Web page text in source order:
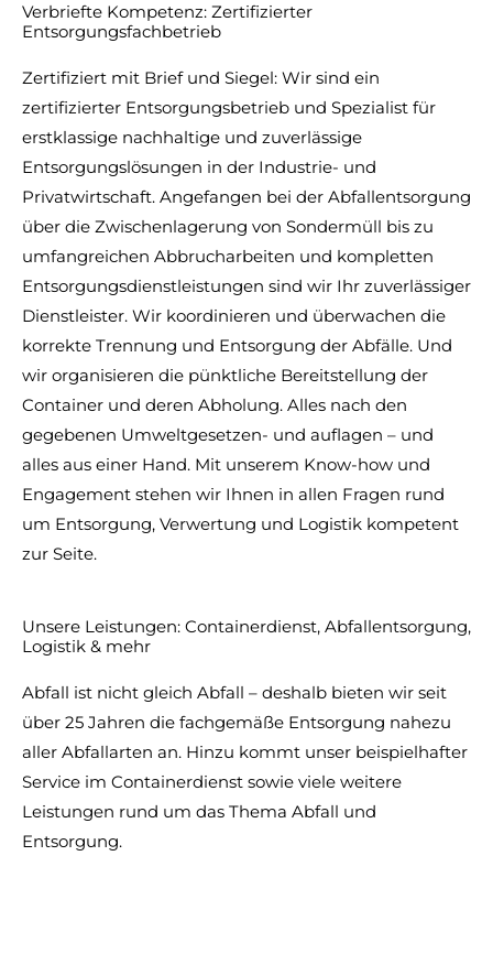
Verbriefte Kompetenz: Zertifizierter
Entsorgungsfachbetrieb
Zertifiziert mit Brief und Siegel: Wir sind ein
zertifizierter Entsorgungsbetrieb und Spezialist für
erstklassige nachhaltige und zuverlässige
Entsorgungslösungen in der Industrie- und
Privatwirtschaft. Angefangen bei der Abfallentsorgung
über die Zwischenlagerung von Sondermüll bis zu
umfangreichen Abbrucharbeiten und kompletten
Entsorgungsdienstleistungen sind wir Ihr zuverlässiger
Dienstleister. Wir koordinieren und überwachen die
korrekte Trennung und Entsorgung der Abfälle. Und
wir organisieren die pünktliche Bereitstellung der
Container und deren Abholung. Alles nach den
gegebenen Umweltgesetzen- und auflagen – und
alles aus einer Hand. Mit unserem Know-how und
Engagement stehen wir Ihnen in allen Fragen rund
um Entsorgung, Verwertung und Logistik kompetent
zur Seite.
Unsere Leistungen: Containerdienst, Abfallentsorgung,
Logistik & mehr
Abfall ist nicht gleich Abfall – deshalb bieten wir seit
über 25 Jahren die fachgemäße Entsorgung nahezu
aller Abfallarten an. Hinzu kommt unser beispielhafter
Service im Containerdienst sowie viele weitere
Leistungen rund um das Thema Abfall und
Entsorgung.